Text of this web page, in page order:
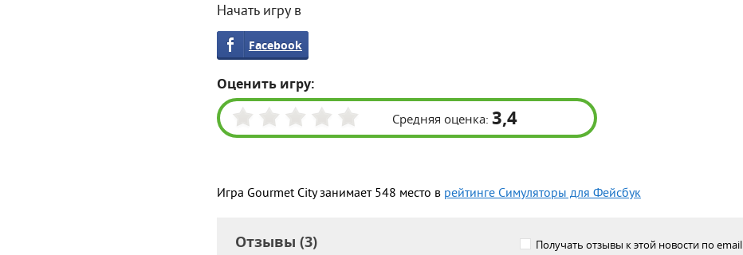
Начать игру в
Facebook
Оценить игру:
Средняя оценка: 3,4
Игра Gourmet City занимает 548 место в рейтинге Симуляторы для Фейсбук
Отзывы (3) Получать отзывы к этой новости по email